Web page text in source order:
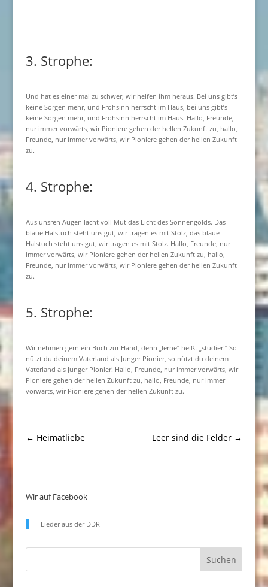
3. Strophe:
Und hat es einer mal zu schwer, wir helfen ihm heraus. Bei uns gibt’s
keine Sorgen mehr, und Frohsinn herrscht im Haus, bei uns gibt’s
keine Sorgen mehr, und Frohsinn herrscht im Haus. Hallo, Freunde,
nur immer vorwärts, wir Pioniere gehen der hellen Zukunft zu, hallo,
Freunde, nur immer vorwärts, wir Pioniere gehen der hellen Zukunft
zu.
4. Strophe:
Aus unsren Augen lacht voll Mut das Licht des Sonnengolds. Das
blaue Halstuch steht uns gut, wir tragen es mit Stolz, das blaue
Halstuch steht uns gut, wir tragen es mit Stolz. Hallo, Freunde, nur
immer vorwärts, wir Pioniere gehen der hellen Zukunft zu, hallo,
Freunde, nur immer vorwärts, wir Pioniere gehen der hellen Zukunft
zu.
5. Strophe:
Wir nehmen gern ein Buch zur Hand, denn „lerne“ heißt „studier!“ So
nützt du deinem Vaterland als Junger Pionier, so nützt du deinem
Vaterland als Junger Pionier! Hallo, Freunde, nur immer vorwärts, wir
Pioniere gehen der hellen Zukunft zu, hallo, Freunde, nur immer
vorwärts, wir Pioniere gehen der hellen Zukunft zu.
← Heimatliebe Leer sind die Felder →
Wir auf Facebook
Lieder aus der DDR